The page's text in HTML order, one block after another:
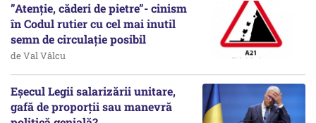
”Atenție, căderi de pietre”- cinism
în Codul rutier cu cel mai inutil
semn de circulație posibil
de Val Vâlcu
Eșecul Legii salarizării unitare,
gafă de proporții sau manevră